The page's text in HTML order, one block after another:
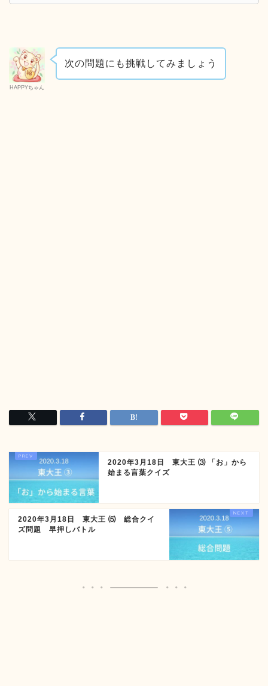
HAPPYちゃん
次の問題にも挑戦してみましょう
2020年3月18日 東大王 ⑶ 「お」から
始まる言葉クイズ
2020年3月18日 東大王 ⑸ 総合クイ
ズ問題 早押しバトル